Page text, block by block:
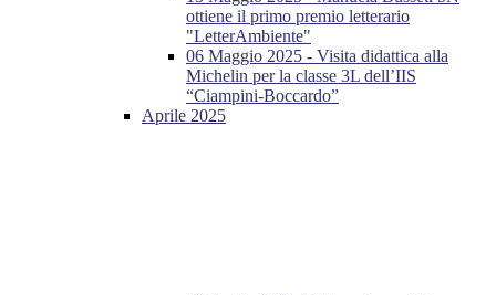
ottiene il primo premio letterario
"LetterAmbiente"
06 Maggio 2025 - Visita didattica alla
Michelin per la classe 3L dell’IIS
“Ciampini-Boccardo”
Aprile 2025